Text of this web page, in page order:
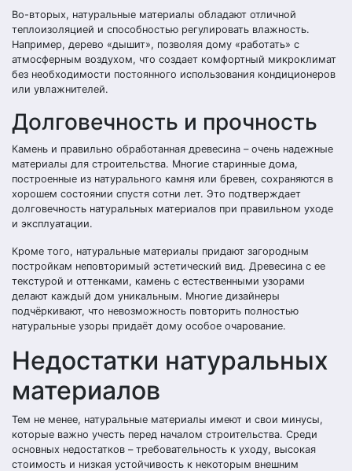
Во-вторых, натуральные материалы обладают отличной
теплоизоляцией и способностью регулировать влажность.
Например, дерево «дышит», позволяя дому «работать» с
атмосферным воздухом, что создает комфортный микроклимат
без необходимости постоянного использования кондиционеров
или увлажнителей.
Долговечность и прочность
Камень и правильно обработанная древесина – очень надежные
материалы для строительства. Многие старинные дома,
построенные из натурального камня или бревен, сохраняются в
хорошем состоянии спустя сотни лет. Это подтверждает
долговечность натуральных материалов при правильном уходе
и эксплуатации.
Кроме того, натуральные материалы придают загородным
постройкам неповторимый эстетический вид. Древесина с ее
текстурой и оттенками, камень с естественными узорами
делают каждый дом уникальным. Многие дизайнеры
подчёркивают, что невозможность повторить полностью
натуральные узоры придаёт дому особое очарование.
Недостатки натуральных
материалов
Тем не менее, натуральные материалы имеют и свои минусы,
которые важно учесть перед началом строительства. Среди
основных недостатков – требовательность к уходу, высокая
стоимость и низкая устойчивость к некоторым внешним